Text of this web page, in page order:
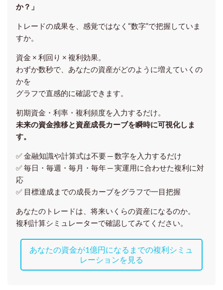
か？」
トレードの成果を、感覚ではなく“数字”で把握していま
すか。
資金 × 利回り × 複利効果。
わずか数秒で、あなたの資産がどのように増えていくの
かを
グラフで直感的に確認できます。
初期資金・利率・複利頻度を入力するだけ。
未来の資金推移と資産成長カーブを瞬時に可視化しま
す。
✅ 金融知識や計算式は不要 ─ 数字を入力するだけ
✅ 毎日・毎週・毎月・毎年 ─ 実運用に合わせた複利に対
応
✅ 目標達成までの成長カーブをグラフで一目把握
あなたのトレードは、将来いくらの資産になるのか。
複利計算シミュレーターで確認してみてください。
あなたの資金が1億円になるまでの複利シミュ
レーションを見る